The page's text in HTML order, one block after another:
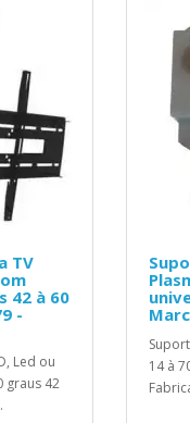
TV
42 à 60
-
Led ou
graus 42
14 à